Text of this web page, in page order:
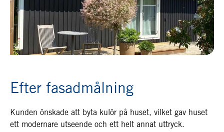
Efter fasadmålning
Kunden önskade att byta kulör på huset, vilket gav huset
ett modernare utseende och ett helt annat uttryck.